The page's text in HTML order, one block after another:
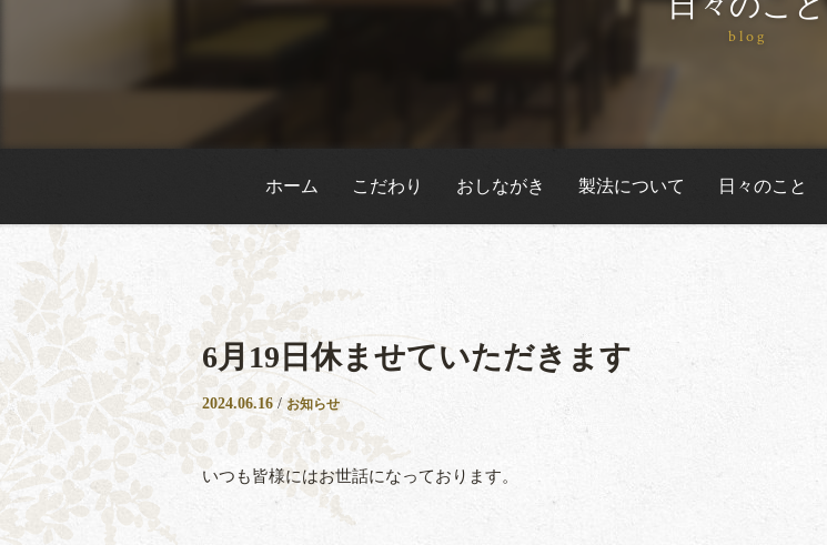
blog
ホーム こだわり おしながき 製法について 日々のこと
6月19日休ませていただきます
2024.06.16/お知らせ
いつも皆様にはお世話になっております。